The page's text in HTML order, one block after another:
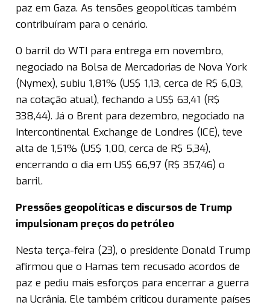
paz em Gaza. As tensões geopolíticas também
contribuíram para o cenário.
O barril do WTI para entrega em novembro,
negociado na Bolsa de Mercadorias de Nova York
(Nymex), subiu 1,81% (US$ 1,13, cerca de R$ 6,03,
na cotação atual), fechando a US$ 63,41 (R$
338,44). Já o Brent para dezembro, negociado na
Intercontinental Exchange de Londres (ICE), teve
alta de 1,51% (US$ 1,00, cerca de R$ 5,34),
encerrando o dia em US$ 66,97 (R$ 357,46) o
barril.
Pressões geopolíticas e discursos de Trump
impulsionam preços do petróleo
Nesta terça-feira (23), o presidente Donald Trump
afirmou que o Hamas tem recusado acordos de
paz e pediu mais esforços para encerrar a guerra
na Ucrânia. Ele também criticou duramente países